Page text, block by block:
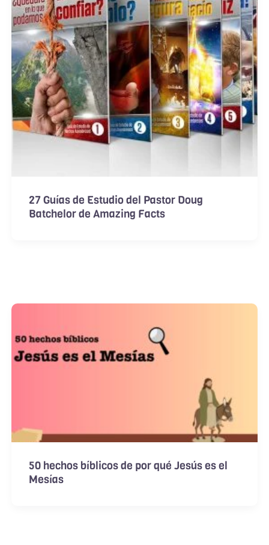
27 Guías de Estudio del Pastor Doug
Batchelor de Amazing Facts
50 hechos bíblicos de por qué Jesús es el
Mesías